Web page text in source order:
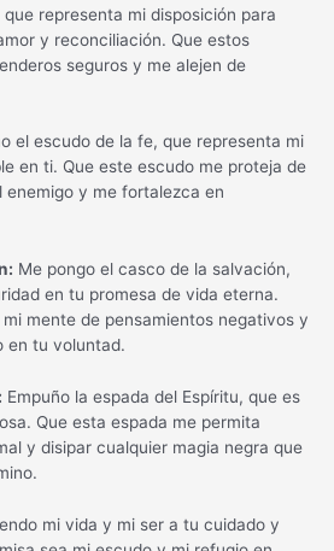
representa mi disposición para
y reconciliación. Que estos
seguros y me alejen de
el escudo de la fe, que representa mi
en ti. Que este escudo me proteja de
enemigo y me fortalezca en
Me pongo el casco de la salvación,
en tu promesa de vida eterna.
mente de pensamientos negativos y
en tu voluntad.
Empuño la espada del Espíritu, que es
Que esta espada me permita
y disipar cualquier magia negra que
mi vida y mi ser a tu cuidado y